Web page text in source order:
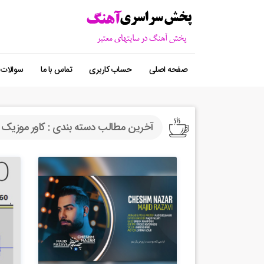
صفحه اصلی حساب کاربری تماس با ما
آخرین مطالب دسته بندی : کاور موزیک